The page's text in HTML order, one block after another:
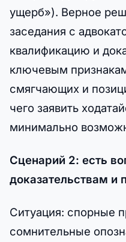
ущерб»). Верное
заседания с
квалификацию и
ключевым
смягчающих и
чего заявить
минимально
Сценарий 2: есть
доказательствам и
Ситуация: спорные
сомнительные